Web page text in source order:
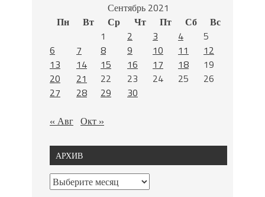
Сентябрь 2021
Пн
Вт Ср Чт Пт Сб
Вс
1
2 3 4
5
6
7 8 9 10 11
12
13
14 15 16 17 18
19
20
21 22 23 24 25
26
27
28 29
30
« Авг Окт »
АРХИВ